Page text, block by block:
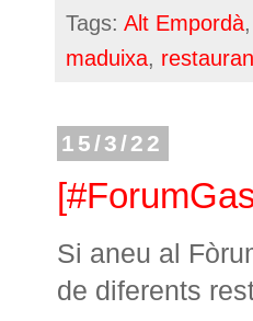
Tags: Alt Empordà,
maduixa,
15/3/22
Si aneu al
de diferents